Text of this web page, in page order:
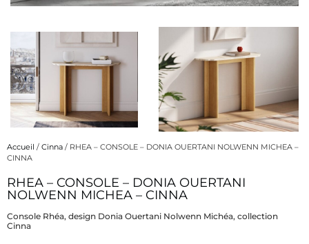
Accueil / Cinna / RHEA – CONSOLE – DONIA OUERTANI NOLWENN MICHEA –
CINNA
RHEA – CONSOLE – DONIA OUERTANI
NOLWENN MICHEA – CINNA
Console Rhéa, design Donia Ouertani Nolwenn Michéa, collection
Cinna
Description
Description